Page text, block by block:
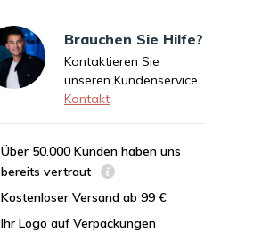
Brauchen Sie Hilfe?
Kontaktieren Sie
unseren Kundenservice
Kontakt
Über 50.000 Kunden haben uns
bereits vertraut
Kostenloser Versand ab 99 €
Ihr Logo auf Verpackungen